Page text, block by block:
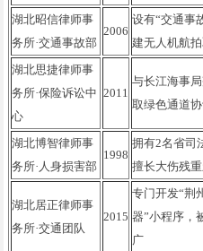
湖北昭信律师事
务所·交通事故部
2006
设有“交通事
建无人机航
湖北思捷律师事
务所·保险诉讼中
心
2011
与长江海事
取绿色通道
湖北博智律师事
务所·人身损害部
1998
拥有2名省司
擅长大伤残
湖北居正律师事
务所·交通团队
2015
专门开发“荆
器”小程序，
广